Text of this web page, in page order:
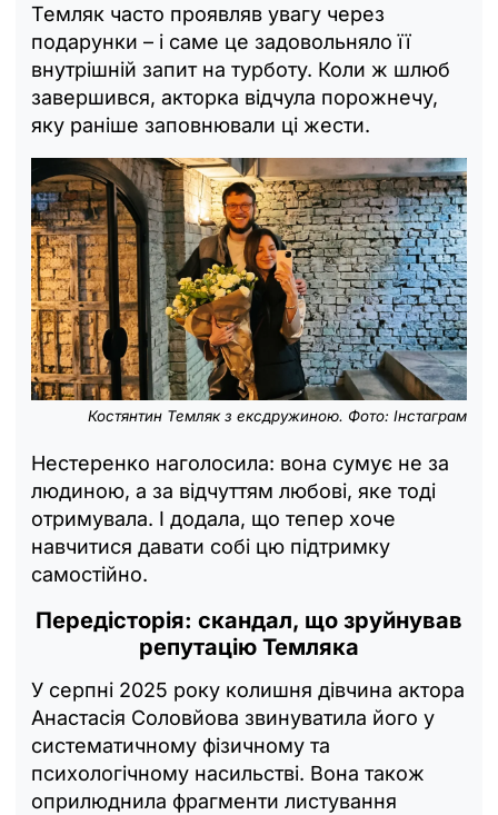
Темляк часто проявляв увагу через
подарунки – і саме це задовольняло її
внутрішній запит на турботу. Коли ж шлюб
завершився, акторка відчула порожнечу,
яку раніше заповнювали ці жести.
Костянтин Темляк з ексдружиною. Фото: Інстаграм
Нестеренко наголосила: вона сумує не за
людиною, а за відчуттям любові, яке тоді
отримувала. І додала, що тепер хоче
навчитися давати собі цю підтримку
самостійно.
Передісторія: скандал, що зруйнував
репутацію Темляка
У серпні 2025 року колишня дівчина актора
Анастасія Соловйова звинуватила його у
систематичному фізичному та
психологічному насильстві. Вона також
оприлюднила фрагменти листування